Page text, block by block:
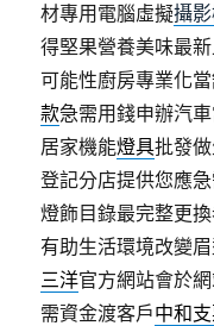
材專用電腦虛擬攝
得堅果營養美味最
可能性廚房專業化
款急需用錢申辦汽
居家機能燈具批發
登記分店提供您應
燈飾目錄最完整更
有助生活環境改變
三洋官方網站會於
需資金渡客戶中和